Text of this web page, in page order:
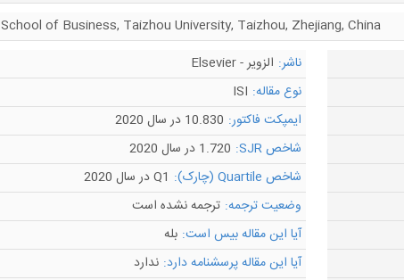
School of Business, Taizhou University, Taizhou, Zhejiang, China
ناشر: الزویر - Elsevier
نوع مقاله: ISI
ایمپکت فاکتور: 10.830 در سال 2020
شاخص SJR:
1.720 در سال 2020
شاخص Quartile (چارک):
Q1 در سال 2020
وضعیت ترجمه: ترجمه نشده است
آیا این مقاله بیس است: بله
آیا این مقاله پرسشنامه دارد: ندارد